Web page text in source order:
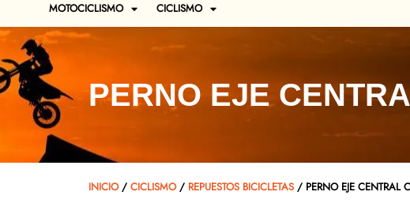
MOTOCICLISMO CICLISMO
PERNO EJE
INICIO/ CICLISMO/ REPUESTOS BICICLETAS / PERNO EJE CENTRAL